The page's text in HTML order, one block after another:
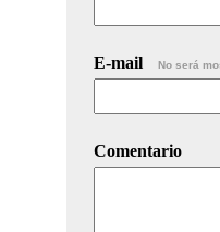
E-mail No será
Comentario